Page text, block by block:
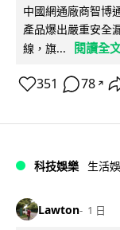
中國網通廠商智博
產品爆出嚴重安全
線，旗...
閱讀全
351 78 ↗
科技娛樂 生活
Lawton 1 日